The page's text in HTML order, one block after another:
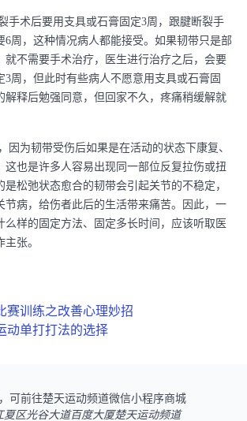
手术后要用支具或石膏固定3周，跟腱断裂手
6周，这种情况病人都能接受。如果韧带只是部
就不需要手术治疗，医生进行治疗之后，会要
3周，但此时有些病人不愿意用支具或石膏固
解释后勉强同意，但回家不久，疼痛稍缓解就
因为韧带受伤后如果是在活动的状态下康复、
这也是许多人容易出现同一部位反复拉伤或扭
松弛状态愈合的韧带会引起关节的不稳定，
节病，给伤者此后的生活带来痛苦。因此，一
么样的固定方法、固定多长时间，应该听取医
张。
赛训练之改善心理妙招
动单打打法的选择
可前往楚天运动频道微信小程序商城
夏区光谷大道百度大厦楚天运动频道